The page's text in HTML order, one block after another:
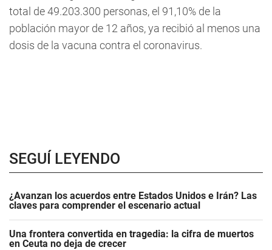
total de 49.203.300 personas, el 91,10% de la
población mayor de 12 años, ya recibió al menos una
dosis de la vacuna contra el coronavirus.
SEGUÍ LEYENDO
¿Avanzan los acuerdos entre Estados Unidos e Irán? Las
claves para comprender el escenario actual
Una frontera convertida en tragedia: la cifra de muertos
en Ceuta no deja de crecer